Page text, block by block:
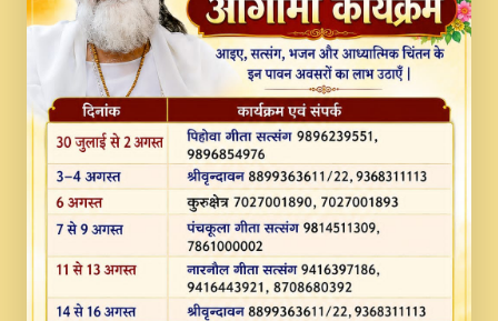
Lakhwinder Wadali Ji.mp3
MERE MANN VICH KANTH KALER
NEW PUNAJBI DEVOTIONAL SONG 2017
FULL VIDEO HD.mp3
Na To Roop Hai Bindu Ji Maharaj Pad - A
Divine Bhajan by Shri Indresh Ji
#BhaktiPath.mp3
Radha Rani Ki Kirpa Best Devotional
Song By Chitra Vichitra.mp3